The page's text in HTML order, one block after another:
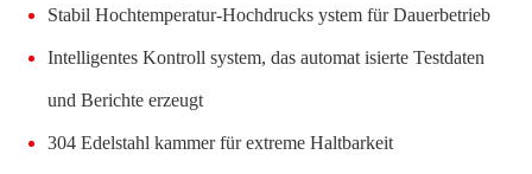
Stabil Hochtemperatur-Hochdrucks ystem für Dauerbetrieb
Intelligentes Kontroll system, das automat isierte Testdaten
und Berichte erzeugt
304 Edelstahl kammer für extreme Haltbarkeit